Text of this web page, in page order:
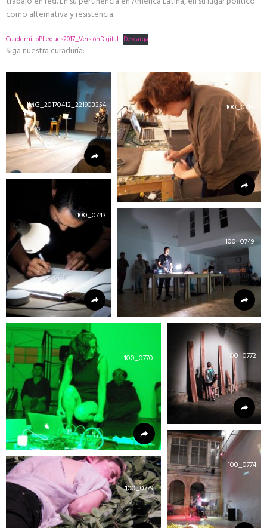
como alternativa y resistencia.
CuadernilloPliegues2017_VersiónDigital Descarga
Siga nuestra curaduría:
IMG_20170412_221903354 100_0716
100_0743
100_0749
100_0770 100_0772
100_0774
100_0779